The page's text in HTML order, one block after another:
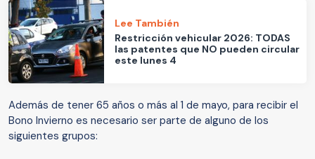
Lee También
Restricción vehicular 2026: TODAS
las patentes que NO pueden circular
este lunes 4
Además de tener 65 años o más al 1 de mayo, para recibir el
Bono Invierno es necesario ser parte de alguno de los
siguientes grupos: